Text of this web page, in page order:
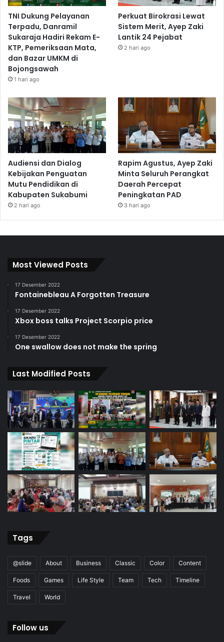
TNI Dukung Pelayanan
Terpadu, Danramil
Sukaraja Hadiri Rekam E-
KTP, Pemeriksaan Mata,
dan Bazar UMKM di
Bojongsawah
1 hari ago
Perkuat Birokrasi Lewat
Sistem Merit, Ayep Zaki
Lantik 24 Pejabat
2 hari ago
Audiensi dan Dialog
Kebijakan Penguatan
Mutu Pendidikan di
Kabupaten Sukabumi
2 hari ago
Rapim Agustus, Ayep Zaki
Minta Seluruh Perangkat
Daerah Percepat
Peningkatan PAD
3 hari ago
Most Viewed Posts
17 Desember 2022
Fontainebleau A Forgotten Treasure
17 Desember 2022
Xbox boss talks Project Scorpio price
17 Desember 2022
One swallow does not make the spring
Last Modified Posts
Tags
@slide About Business Classic Color Content
Foods Games Life Style Team Tech Timeline
Travel World
Follow us